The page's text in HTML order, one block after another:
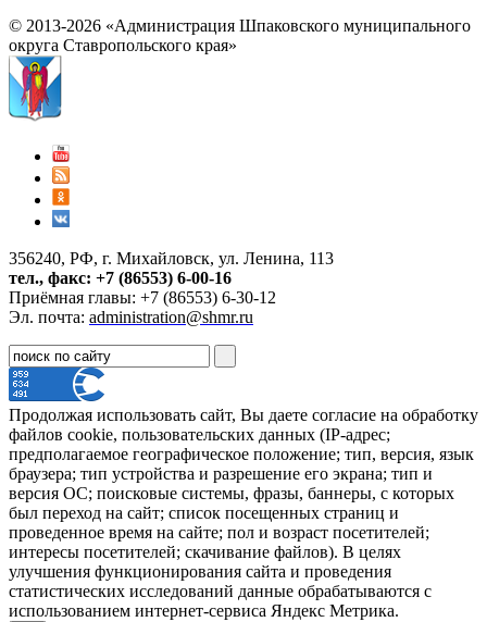
© 2013-2026 «Администрация Шпаковского муниципального
округа Ставропольского края»
356240, РФ, г. Михайловск, ул. Ленина, 113
тел., факс: +7 (86553) 6-00-16
Приёмная главы: +7 (86553) 6-30-12
Эл. почта: administration@shmr.ru
Продолжая использовать сайт, Вы даете согласие на обработку
файлов cookie, пользовательских данных (IP-адрес;
предполагаемое географическое положение; тип, версия, язык
браузера; тип устройства и разрешение его экрана; тип и
версия ОС; поисковые системы, фразы, баннеры, с которых
был переход на сайт; список посещенных страниц и
проведенное время на сайте; пол и возраст посетителей;
интересы посетителей; скачивание файлов). В целях
улучшения функционирования сайта и проведения
статистических исследований данные обрабатываются с
использованием интернет-сервиса Яндекс Метрика.